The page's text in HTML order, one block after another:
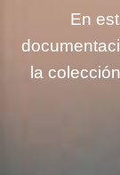
En
la